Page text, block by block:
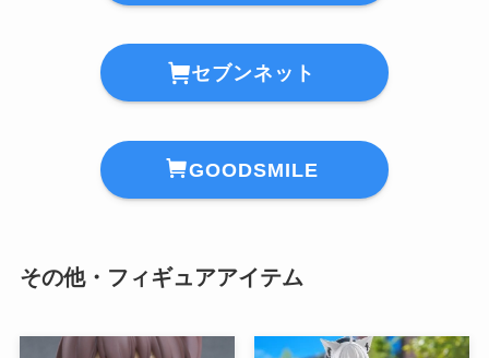
セブンネット
GOODSMILE
その他・フィギュアアイテム